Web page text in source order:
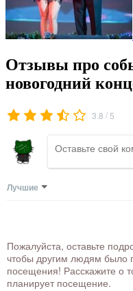
Отзывы про
новогодний
3.8 / 5
Лучшие
Пожалуйста, оставьте
чтобы другим людям было
посещения! Расскажите о
планирует посещение.